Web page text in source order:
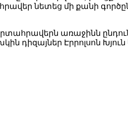
նետեց մի քանի
առաջինն
դիզայներ Էրրոլսոն